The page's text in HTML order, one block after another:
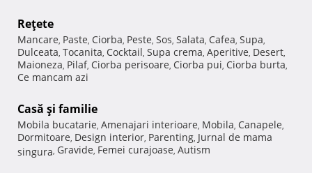
Reţete
Mancare, Paste, Ciorba, Peste, Sos, Salata, Cafea, Supa,
Dulceata, Tocanita, Cocktail, Supa crema, Aperitive, Desert,
Maioneza, Pilaf, Ciorba perisoare, Ciorba pui, Ciorba burta,
Ce mancam azi
Casă şi familie
Mobila bucatarie, Amenajari interioare, Mobila, Canapele,
Dormitoare, Design interior, Parenting, Jurnal de mama
singura, Gravide, Femei curajoase, Autism